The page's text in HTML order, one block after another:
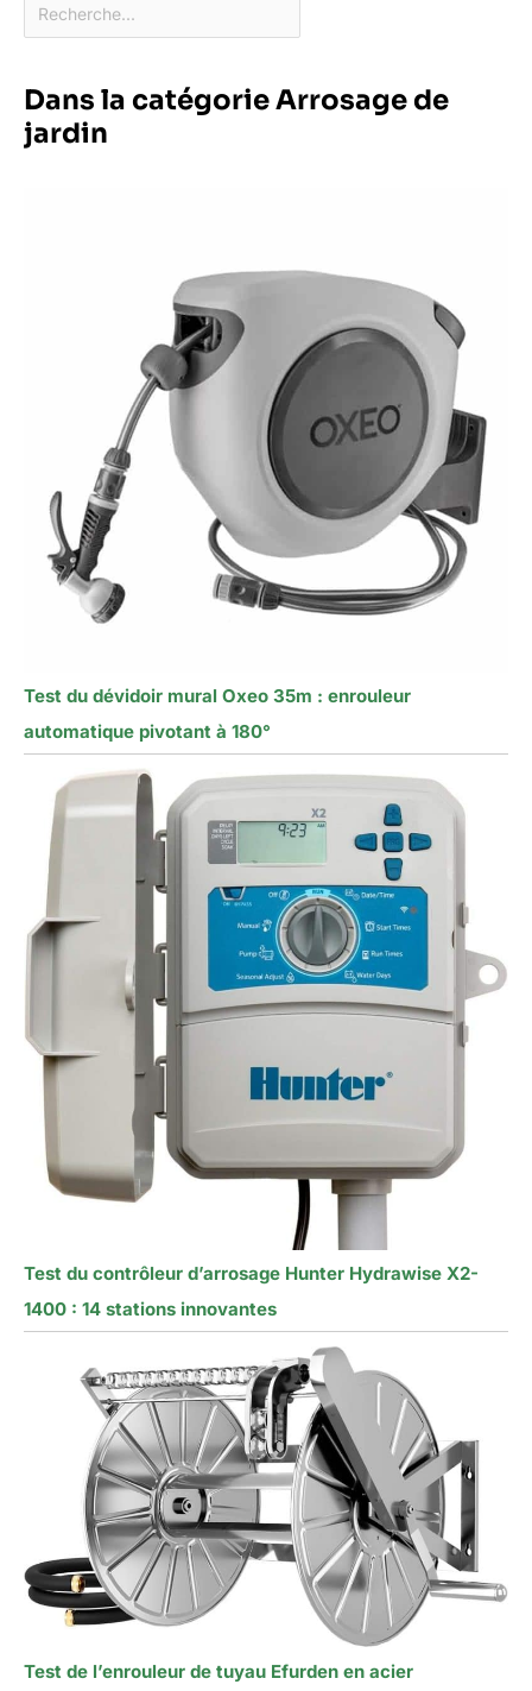
Dans la catégorie Arrosage de
jardin
Test du dévidoir mural Oxeo 35m : enrouleur
automatique pivotant à 180°
Test du contrôleur d’arrosage Hunter Hydrawise X2-
1400 : 14 stations innovantes
Test de l’enrouleur de tuyau Efurden en acier